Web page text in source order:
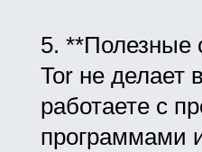
5. **Полезные
Tor не
работаете с
программами